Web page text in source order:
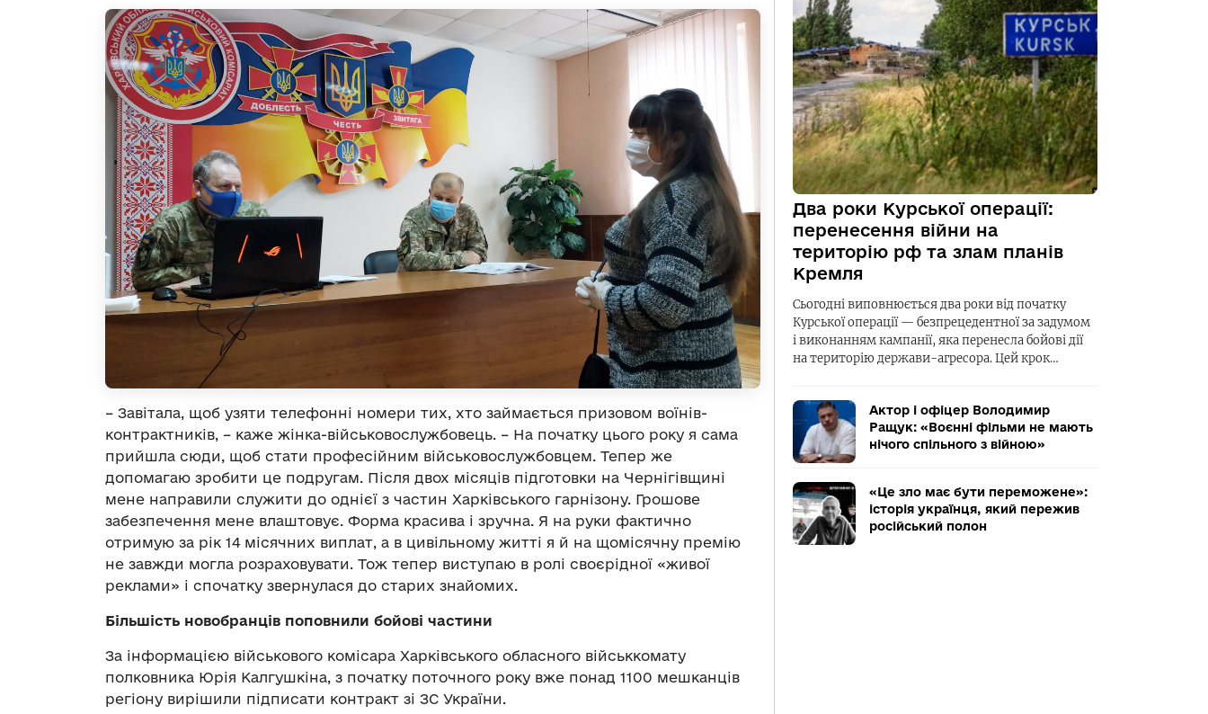
– Завітала, щоб узяти телефонні номери тих, хто займається призовом воїнів-
контрактників, – каже жінка-військовослужбовець. – На початку цього року я сама
прийшла сюди, щоб стати професійним військовослужбовцем. Тепер же
допомагаю зробити це подругам. Після двох місяців підготовки на Чернігівщині
мене направили служити до однієї з частин Харківського гарнізону. Грошове
забезпечення мене влаштовує. Форма красива і зручна. Я на руки фактично
отримую за рік 14 місячних виплат, а в цивільному житті я й на щомісячну премію
не завжди могла розраховувати. Тож тепер виступаю в ролі своєрідної «живої
реклами» і спочатку звернулася до старих знайомих.
Більшість новобранців поповнили бойові частини
За інформацією військового комісара Харківського обласного військкомату
полковника Юрія Калгушкіна, з початку поточного року вже понад 1100 мешканців
регіону вирішили підписати контракт зі ЗС України.
Два роки Курської операції:
перенесення війни на
територію рф та злам планів
Кремля
Сьогодні виповнюється два роки від початку
Курської операції — безпрецедентної за задумом
і виконанням кампанії, яка перенесла бойові дії
на територію держави-агресора. Цей крок…
Актор і офіцер Володимир
Ращук: «Воєнні фільми не мають
нічого спільного з війною»
«Це зло має бути переможене»:
історія українця, який пережив
російський полон